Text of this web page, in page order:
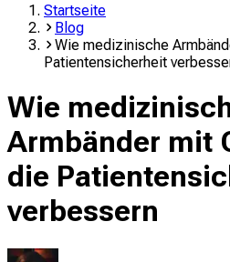
Startseite
Blog
Wie medizinische
Patientensicherheit
Wie
Armbänder mit
die
verbessern